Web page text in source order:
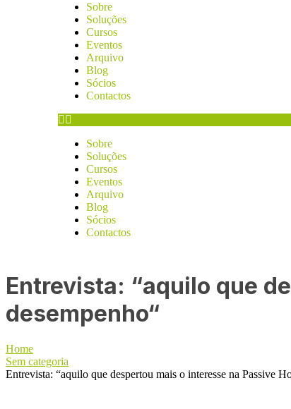
Sobre
Soluções
Cursos
Eventos
Arquivo
Blog
Sócios
Contactos
Sobre
Soluções
Cursos
Eventos
Arquivo
Blog
Sócios
Contactos
Entrevista: “aquilo que
desempenho“
Home
Sem categoria
Entrevista: “aquilo que despertou mais o interesse na Passive